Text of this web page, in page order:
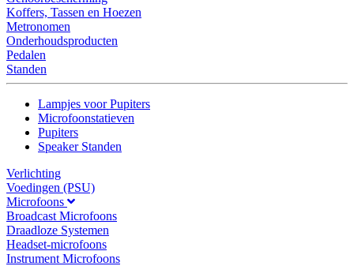
Koffers, Tassen en Hoezen
Metronomen
Onderhoudsproducten
Pedalen
Standen
Lampjes voor Pupiters
Microfoonstatieven
Pupiters
Speaker Standen
Verlichting
Voedingen (PSU)
Microfoons
Broadcast Microfoons
Draadloze Systemen
Headset-microfoons
Instrument Microfoons